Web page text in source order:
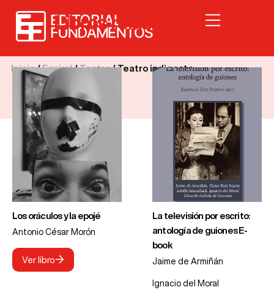
Inicio/Espiral/Teatro/ Teatro indigesto
Libros relacionados
Los oráculos y la epojé
Antonio César Morón
Ver libro
La televisión por escrito:
antología de guiones E-
book
Jaime de Armiñán
Ignacio del Moral